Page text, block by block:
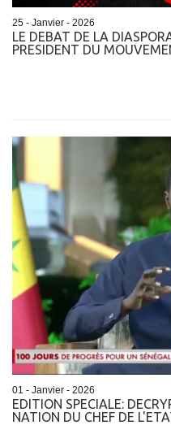
25 - Janvier - 2026
LE DEBAT DE LA
PRESIDENT DU
01 - Janvier - 2026
EDITION SPECIALE:
NATION DU CHEF DE